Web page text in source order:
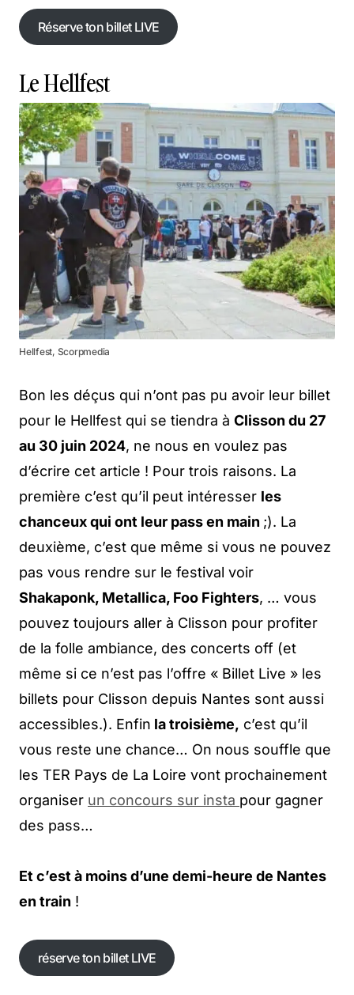
Réserve ton billet LIVE
Réserve ton billet LIVE
Le Hellfest
Hellfest, Scorpmedia
Bon les déçus qui n’ont pas pu avoir leur billet
pour le Hellfest qui se tiendra à Clisson du 27
au 30 juin 2024, ne nous en voulez pas
d’écrire cet article ! Pour trois raisons. La
première c’est qu’il peut intéresser les
chanceux qui ont leur pass en main ;). La
deuxième, c’est que même si vous ne pouvez
pas vous rendre sur le festival voir
Shakaponk, Metallica, Foo Fighters, … vous
pouvez toujours aller à Clisson pour profiter
de la folle ambiance, des concerts off (et
même si ce n’est pas l’offre « Billet Live » les
billets pour Clisson depuis Nantes sont aussi
accessibles.). Enfin la troisième, c’est qu’il
vous reste une chance… On nous souffle que
les TER Pays de La Loire vont prochainement
organiser un concours sur insta pour gagner
des pass…
Et c’est à moins d’une demi-heure de Nantes
en train !
réserve ton billet LIVE
réserve ton billet LIVE